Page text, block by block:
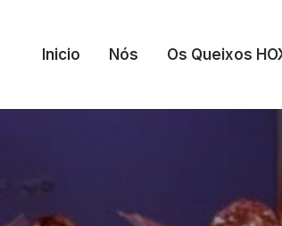
Inicio Nós Os Queixos